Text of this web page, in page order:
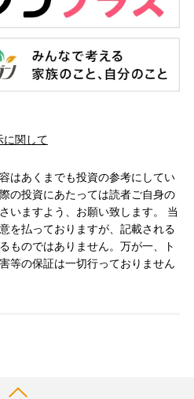
に関して
はあくまでも投資の参考にしてい
の投資にあたっては読者ご自身の
いますよう、お願い致します。 当
を払っておりますが、記載される
ものではありません。万が一、ト
等の保証は一切行っておりません